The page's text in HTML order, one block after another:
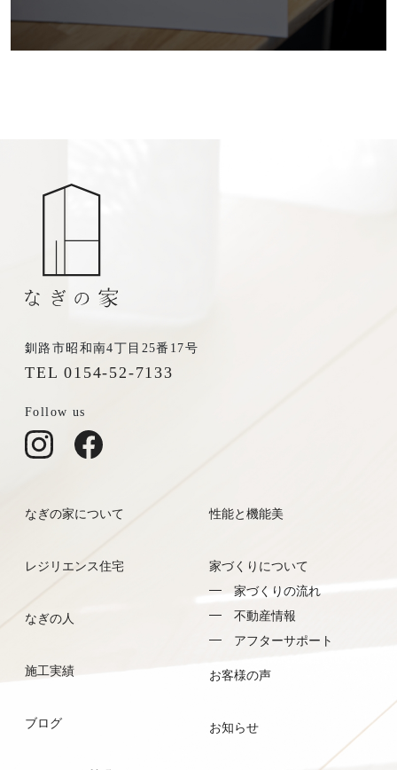
0154-52-7133
釧路市昭和南4丁目25番17号
TEL 0154-52-7133
Follow us
なぎの家について
レジリエンス住宅
なぎの人
施工実績
ブログ
性能と機能美
家づくりについて
家づくりの流れ
不動産情報
アフターサポート
お客様の声
お知らせ